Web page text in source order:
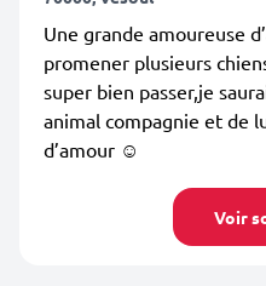
Une grande amoureuse
promener plusieurs
super bien passer,je
animal compagnie et de
d’amour ☺️
Voir